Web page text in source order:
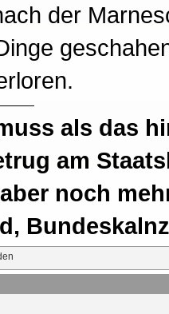
der
als das
am
noch